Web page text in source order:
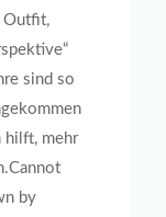
Outfit,
sind so
hilft, mehr
by